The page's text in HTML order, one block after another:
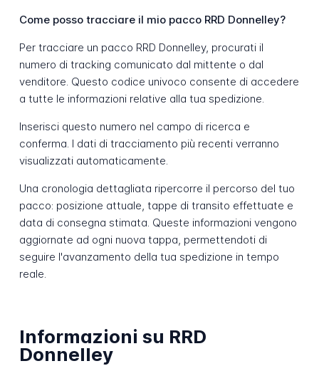
Come posso tracciare il mio pacco RRD Donnelley?
Per tracciare un pacco RRD Donnelley, procurati il
numero di tracking comunicato dal mittente o dal
venditore. Questo codice univoco consente di accedere
a tutte le informazioni relative alla tua spedizione.
Inserisci questo numero nel campo di ricerca e
conferma. I dati di tracciamento più recenti verranno
visualizzati automaticamente.
Una cronologia dettagliata ripercorre il percorso del tuo
pacco: posizione attuale, tappe di transito effettuate e
data di consegna stimata. Queste informazioni vengono
aggiornate ad ogni nuova tappa, permettendoti di
seguire l'avanzamento della tua spedizione in tempo
reale.
Informazioni su RRD
Donnelley